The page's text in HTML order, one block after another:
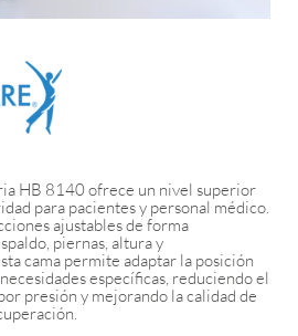
HB 8140 ofrece un nivel superior
para pacientes y personal médico.
ajustables de forma
piernas, altura y
cama permite adaptar la posición
específicas, reduciendo el
presión y mejorando la calidad de